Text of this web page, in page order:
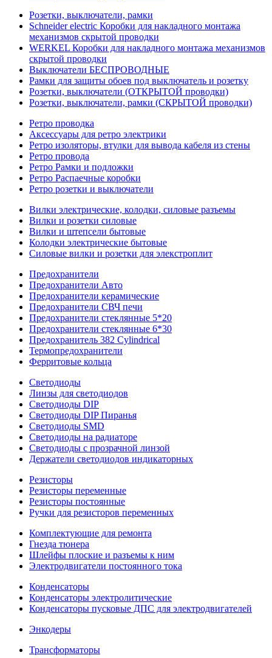
Розетки, выключатели, рамки
Schneider electric Коробки для накладного монтажа
механизмов скрытой проводки
WERKEL Коробки для накладного монтажа механизмов
скрытой проводки
Выключатели БЕСПРОВОДНЫЕ
Рамки для защиты обоев под выключатель и розетку
Розетки, выключатели (ОТКРЫТОЙ проводки)
Розетки, выключатели, рамки (СКРЫТОЙ проводки)
Ретро проводка
Аксессуары для ретро электрики
Ретро изоляторы, втулки для вывода кабеля из стены
Ретро провода
Ретро Рамки и подложки
Ретро Распаечные коробки
Ретро розетки и выключатели
Вилки электрические, колодки, силовые разъемы
Вилки и розетки силовые
Вилки и штепсели бытовые
Колодки электрические бытовые
Силовые вилки и розетки для элекстроплит
Предохранители
Предохранители Авто
Предохранители керамические
Предохранители СВЧ печи
Предохранители стеклянные 5*20
Предохранители стеклянные 6*30
Предохранитель 382 Cylindrical
Термопредохранители
Ферритовые кольца
Светодиоды
Линзы для светодиодов
Светодиоды DIP
Светодиоды DIP Пиранья
Светодиоды SMD
Светодиоды на радиаторе
Светодиоды с прозрачной линзой
Держатели светодиодов индикаторных
Резисторы
Резисторы переменные
Резисторы постоянные
Ручки для резисторов переменных
Комплектующие для ремонта
Гнезда тюнера
Шлейфы плоские и разъемы к ним
Электродвигатели постоянного тока
Конденсаторы
Конденсаторы электролитические
Конденсаторы пусковые ДПС для электродвигателей
Энкодеры
Трансформаторы